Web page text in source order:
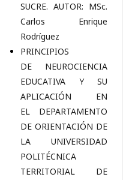
SUCRE. AUTOR: MSc.
Carlos Enrique
Rodríguez
PRINCIPIOS
DE NEUROCIENCIA
EDUCATIVA Y SU
APLICACIÓN EN
EL DEPARTAMENTO
DE ORIENTACIÓN DE
LA UNIVERSIDAD
POLITÉCNICA
TERRITORIAL DE